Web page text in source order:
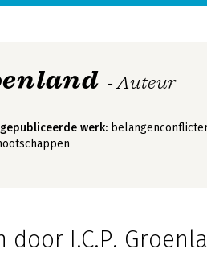
- Auteur
werk:
door I.C.P.